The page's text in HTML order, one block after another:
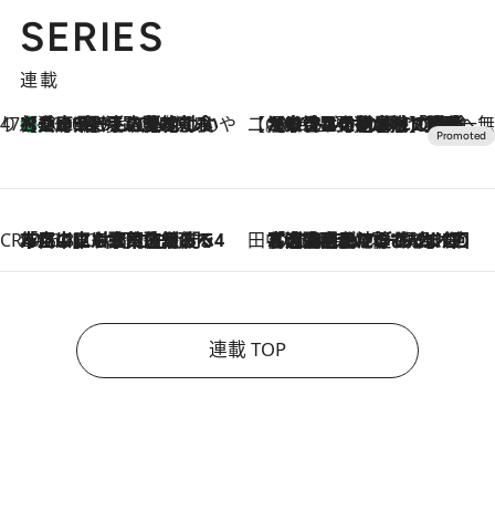
SERIES
連載
47都道府県の手みやげ ひんやりスイーツで夏を満喫
2026.8.8
【兵庫県】この夏絶対食べたい 冷やしておいしいおやつ3選 淡路島の恵みをジェラートに集約 【CREA×星野リゾート】唯一無二。癒しと発見が待つ場所へ
2026.8.7
【トンボの足水浴】ヒノキの香りに包まれて涼感マックス！約13℃の湧水かけ流しを避暑地「星野温泉 トンボの湯」で体験
CREA'S CHOICE
2026.8.7
「立川にも歌舞伎があるんだよ」 片岡仁左衛門・市川中車ら豪華座組みで4年目の立川立飛歌舞伎へ 田中稲の勝手に再ブーム
2026.8.7
「湘南乃風に憧れて」観客大盛上がりの“タオル回し”に、ラッパー顔負けの高速歌唱まで…さだまさし（74）のアグレッシブすぎる現在地
連載 TOP